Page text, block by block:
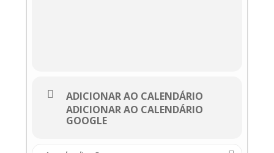
ADICIONAR AO CALENDÁRIO
ADICIONAR AO CALENDÁRIO
GOOGLE